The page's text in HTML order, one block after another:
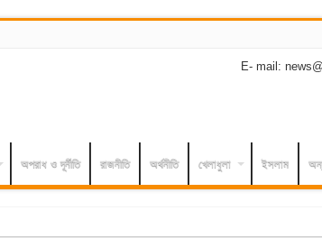
E- mail:
অপরাধ ও দূর্নীতি রাজনীতি অর্থনীতি খেলাধুলা ইসলাম